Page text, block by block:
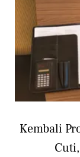
Kembali